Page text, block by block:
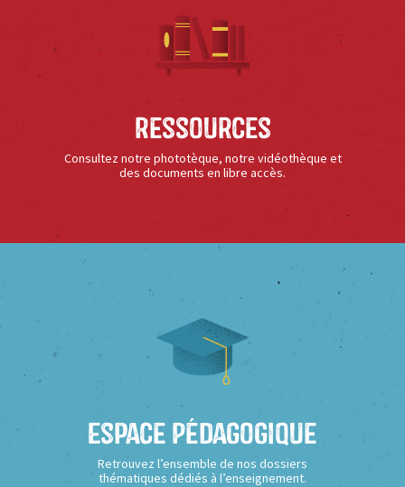
Ressources
Consultez notre phototèque, notre vidéothèque et
des documents en libre accès.
Espace Pédagogique
Retrouvez l’ensemble de nos dossiers
thématiques dédiés à l’enseignement.